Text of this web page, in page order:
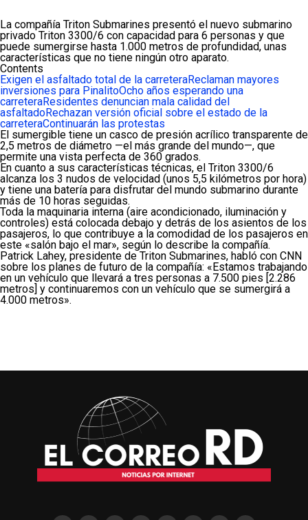
La compañía Triton Submarines presentó el nuevo submarino
privado Triton 3300/6 con capacidad para 6 personas y que
puede sumergirse hasta 1.000 metros de profundidad, unas
características que no tiene ningún otro aparato.
Contents
Exigen el asfaltado total de la carreteraReclaman mayores
inversiones para PinalitoOcho años esperando una
carreteraResidentes denuncian mala calidad del
asfaltadoRechazan versión oficial sobre el estado de la
carreteraContinuarán las protestas
El sumergible tiene un casco de presión acrílico transparente de
2,5 metros de diámetro —el más grande del mundo—, que
permite una vista perfecta de 360 grados.
En cuanto a sus características técnicas, el Triton 3300/6
alcanza los 3 nudos de velocidad (unos 5,5 kilómetros por hora)
y tiene una batería para disfrutar del mundo submarino durante
más de 10 horas seguidas.
Toda la maquinaria interna (aire acondicionado, iluminación y
controles) está colocada debajo y detrás de los asientos de los
pasajeros, lo que contribuye a la comodidad de los pasajeros en
este «salón bajo el mar», según lo describe la compañía.
Patrick Lahey, presidente de Triton Submarines, habló con CNN
sobre los planes de futuro de la compañía: «Estamos trabajando
en un vehículo que llevará a tres personas a 7.500 pies [2.286
metros] y continuaremos con un vehículo que se sumergirá a
4.000 metros».